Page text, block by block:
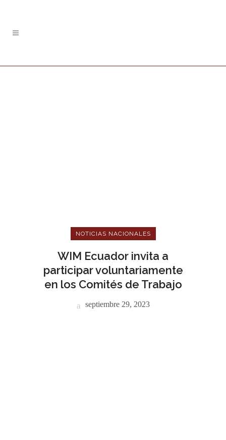
NOTICIAS NACIONALES
WIM Ecuador invita a
participar voluntariamente
en los Comités de Trabajo
septiembre 29, 2023